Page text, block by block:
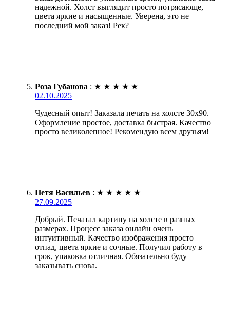
надежной. Холст выглядит просто потрясающе,
цвета яркие и насыщенные. Уверена, это не
последний мой заказ! Рек?
Роза Губанова : ★ ★ ★ ★ ★
02.10.2025
Чудесный опыт! Заказала печать на холсте 30х90.
Оформление простое, доставка быстрая. Качество
просто великолепное! Рекомендую всем друзьям!
Петя Васильев : ★ ★ ★ ★ ★
27.09.2025
Добрый. Печатал картину на холсте в разных
размерах. Процесс заказа онлайн очень
интуитивный. Качество изображения просто
отпад, цвета яркие и сочные. Получил работу в
срок, упаковка отличная. Обязательно буду
заказывать снова.